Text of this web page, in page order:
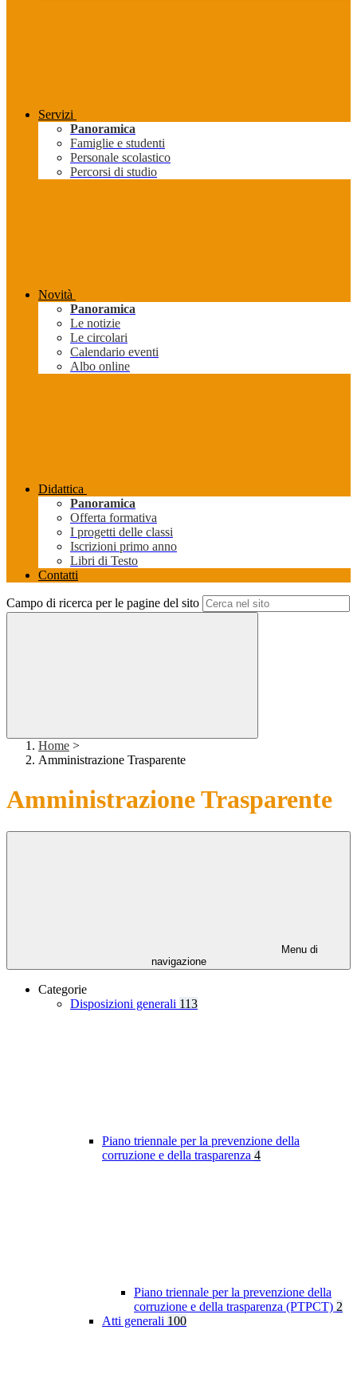
Servizi
Panoramica
Famiglie e studenti
Personale scolastico
Percorsi di studio
Novità
Panoramica
Le notizie
Le circolari
Calendario eventi
Albo online
Didattica
Panoramica
Offerta formativa
I progetti delle classi
Iscrizioni primo anno
Libri di Testo
Contatti
Campo di ricerca per le pagine del sito
Home >
Amministrazione Trasparente
Amministrazione Trasparente
Menu di
navigazione
Categorie
Disposizioni generali 113
Piano triennale per la prevenzione della
corruzione e della trasparenza 4
Piano triennale per la prevenzione della
corruzione e della trasparenza (PTPCT) 2
Atti generali 100